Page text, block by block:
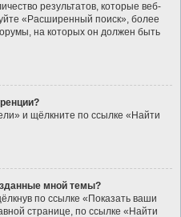
результатов, которые веб-
«Расширенный поиск», более
на которых он должен быть
и щёлкните по ссылке «Найти
мной темы?
по ссылке «Показать ваши
странице, по ссылке «Найти